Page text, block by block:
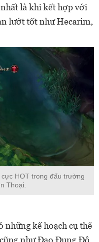
là khi kết hợp với
lướt tốt như Hecarim,
HOT trong đấu trường
Thoại.
những kế hoạch cụ thể
như Đao Đụng Độ